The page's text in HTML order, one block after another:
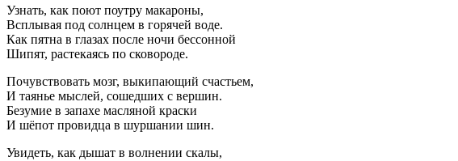
Узнать, как поют поутру макароны,
Всплывая под солнцем в горячей воде.
Как пятна в глазах после ночи бессонной
Шипят, растекаясь по сковороде.
Почувствовать мозг, выкипающий счастьем,
И таянье мыслей, сошедших с вершин.
Безумие в запахе масляной краски
И шёпот провидца в шуршании шин.
Увидеть, как дышат в волнении скалы,